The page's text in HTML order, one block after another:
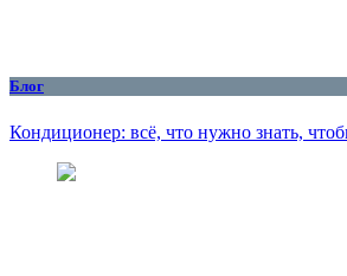
Блог
Кондиционер: всё, что нужно знать,